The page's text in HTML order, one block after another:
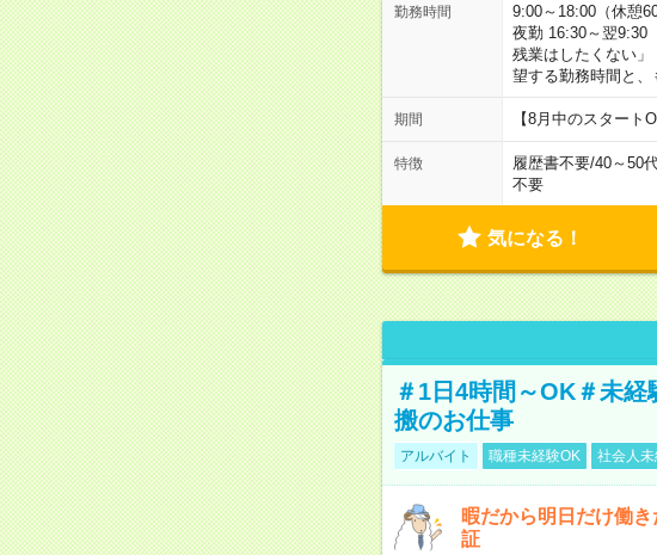
勤務時間
9:00～18:00（休憩
夜勤 16:30～翌9:30
残業はしたくない
望する勤務時間と、
期間 【8月中のスター
特徴 履歴書不要/40～50
不要
気になる！
＃1日4時間～OK＃未
搬のお仕事
アルバイト 職種未経験OK 社会人
暇だから明日だけ働
証